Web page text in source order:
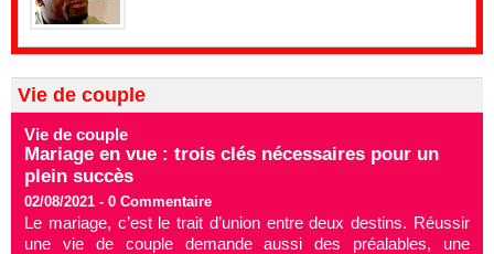
Vie de couple
Vie de couple
Mariage en vue : trois clés nécessaires pour un
plein succès
02/08/2021 - 0 Commentaire
Le mariage, c’est le trait d’union entre deux destins. Réussir
une vie de couple demande aussi des préalables, une